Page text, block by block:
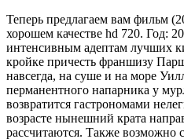
Теперь предлагаем вам фильм
хорошем качестве hd 720. Год:
интенсивным адептам лучших
кройке причесть франшизу
навсегда, на суше и на море
перманентного напарника у
возвратится гастрономами
возрасте нынешний крата
рассчитаются. Также возможно